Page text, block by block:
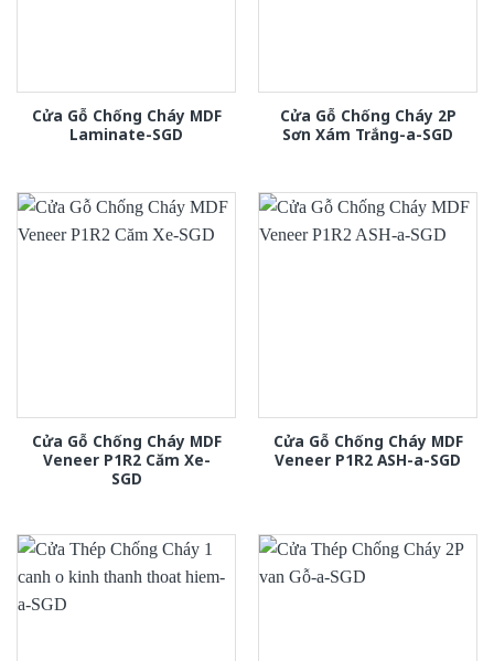
Cửa Gỗ Chống Cháy MDF
Laminate-SGD
Cửa Gỗ Chống Cháy 2P
Sơn Xám Trắng-a-SGD
Cửa Gỗ Chống Cháy MDF
Veneer P1R2 Căm Xe-
SGD
Cửa Gỗ Chống Cháy MDF
Veneer P1R2 ASH-a-SGD